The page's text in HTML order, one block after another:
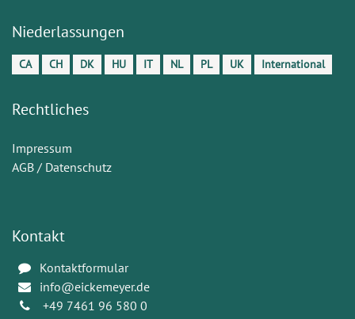
Niederlassungen
CA CH DK HU IT NL PL UK International
Rechtliches
Impressum
AGB / Datenschutz
Kontakt
Kontaktformular
info@eickemeyer.de
+49 7461 96 580 0